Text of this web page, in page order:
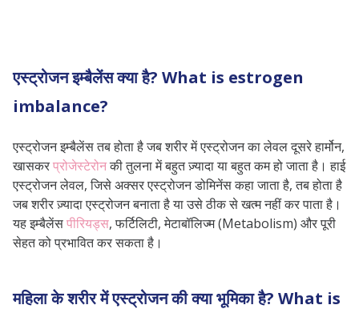
एस्ट्रोजन इम्बैलेंस क्या है? What is estrogen
imbalance?
एस्ट्रोजन इम्बैलेंस तब होता है जब शरीर में एस्ट्रोजन का लेवल दूसरे हार्मोन,
खासकरप्रोजेस्टेरोनकी तुलना में बहुत ज़्यादा या बहुत कम हो जाता है। हाई
एस्ट्रोजन लेवल, जिसे अक्सर एस्ट्रोजन डोमिनेंस कहा जाता है, तब होता है
जब शरीर ज़्यादा एस्ट्रोजन बनाता है या उसे ठीक से खत्म नहीं कर पाता है।
यह इम्बैलेंसपीरियड्स, फर्टिलिटी, मेटाबॉलिज्म (Metabolism) और पूरी
सेहत को प्रभावित कर सकता है।
महिला के शरीर में एस्ट्रोजन की क्या भूमिका है? What is